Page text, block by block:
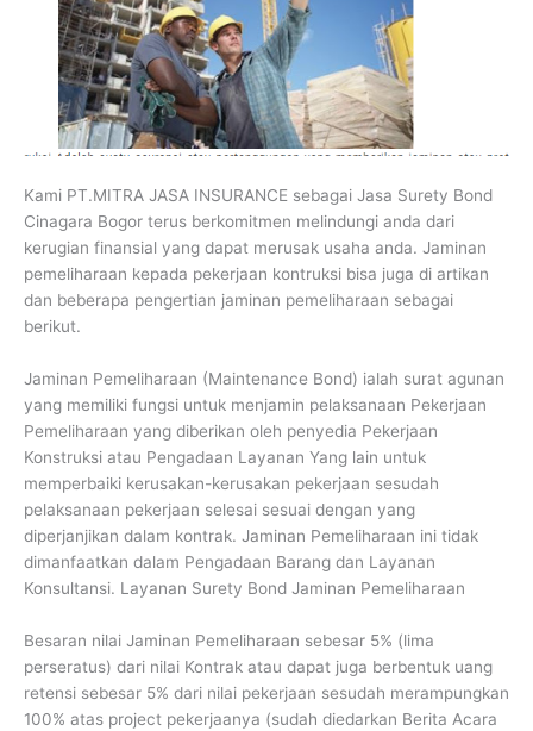
Kami PT.MITRA JASA INSURANCE sebagai Jasa Surety Bond
Cinagara Bogor terus berkomitmen melindungi anda dari
kerugian finansial yang dapat merusak usaha anda. Jaminan
pemeliharaan kepada pekerjaan kontruksi bisa juga di artikan
dan beberapa pengertian jaminan pemeliharaan sebagai
berikut.
Jaminan Pemeliharaan (Maintenance Bond) ialah surat agunan
yang memiliki fungsi untuk menjamin pelaksanaan Pekerjaan
Pemeliharaan yang diberikan oleh penyedia Pekerjaan
Konstruksi atau Pengadaan Layanan Yang lain untuk
memperbaiki kerusakan-kerusakan pekerjaan sesudah
pelaksanaan pekerjaan selesai sesuai dengan yang
diperjanjikan dalam kontrak. Jaminan Pemeliharaan ini tidak
dimanfaatkan dalam Pengadaan Barang dan Layanan
Konsultansi. Layanan Surety Bond Jaminan Pemeliharaan
Besaran nilai Jaminan Pemeliharaan sebesar 5% (lima
perseratus) dari nilai Kontrak atau dapat juga berbentuk uang
retensi sebesar 5% dari nilai pekerjaan sesudah merampungkan
100% atas project pekerjaanya (sudah diedarkan Berita Acara